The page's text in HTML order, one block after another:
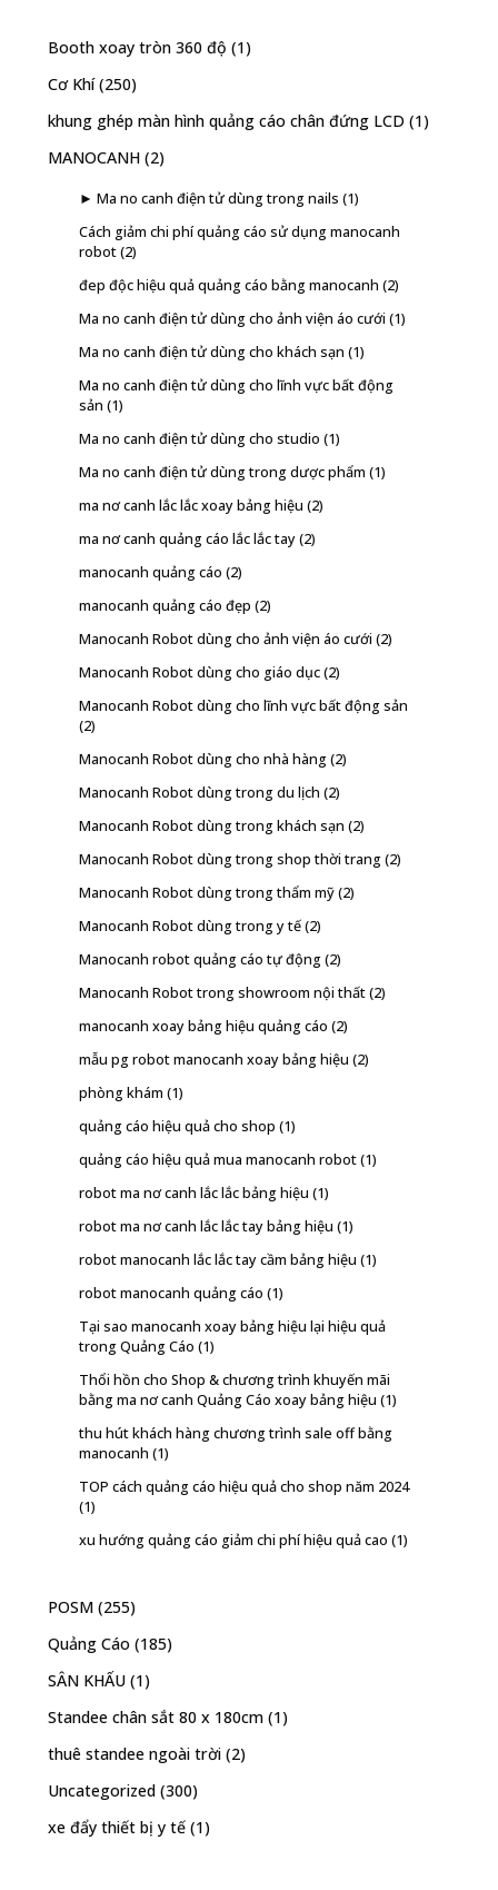
Booth xoay tròn 360 độ (1)
Cơ Khí (250)
khung ghép màn hình quảng cáo chân đứng LCD (1)
MANOCANH (2)
► Ma no canh điện tử dùng trong nails (1)
Cách giảm chi phí quảng cáo sử dụng manocanh
robot(2)
đep độc hiệu quả quảng cáo bằng manocanh (2)
Ma no canh điện tử dùng cho ảnh viện áo cưới (1)
Ma no canh điện tử dùng cho khách sạn (1)
Ma no canh điện tử dùng cho lĩnh vực bất động
sản (1)
Ma no canh điện tử dùng cho studio (1)
Ma no canh điện tử dùng trong dược phẩm (1)
ma nơ canh lắc lắc xoay bảng hiệu (2)
ma nơ canh quảng cáo lắc lắc tay(2)
manocanh quảng cáo (2)
manocanh quảng cáo đẹp (2)
Manocanh Robot dùng cho ảnh viện áo cưới (2)
Manocanh Robot dùng cho giáo dục(2)
Manocanh Robot dùng cho lĩnh vực bất động sản
(2)
Manocanh Robot dùng cho nhà hàng(2)
Manocanh Robot dùng trong du lịch (2)
Manocanh Robot dùng trong khách sạn (2)
Manocanh Robot dùng trong shop thời trang(2)
Manocanh Robot dùng trong thẩm mỹ(2)
Manocanh Robot dùng trong y tế(2)
Manocanh robot quảng cáo tự động(2)
Manocanh Robot trong showroom nội thất(2)
manocanh xoay bảng hiệu quảng cáo (2)
mẫu pg robot manocanh xoay bảng hiệu (2)
phòng khám (1)
quảng cáo hiệu quả cho shop (1)
quảng cáo hiệu quả mua manocanh robot(1)
robot ma nơ canh lắc lắc bảng hiệu (1)
robot ma nơ canh lắc lắc tay bảng hiệu (1)
robot manocanh lắc lắc tay cầm bảng hiệu (1)
robot manocanh quảng cáo (1)
Tại sao manocanh xoay bảng hiệu lại hiệu quả
trong Quảng Cáo (1)
Thổi hồn cho Shop & chương trình khuyến mãi
bằng ma nơ canh Quảng Cáo xoay bảng hiệu (1)
thu hút khách hàng chương trình sale off bằng
manocanh (1)
TOP cách quảng cáo hiệu quả cho shop năm 2024
(1)
xu hướng quảng cáo giảm chi phí hiệu quả cao (1)
POSM (255)
Quảng Cáo (185)
SÂN KHẤU (1)
Standee chân sắt 80 x 180cm (1)
thuê standee ngoài trời (2)
Uncategorized (300)
xe đẩy thiết bị y tế (1)